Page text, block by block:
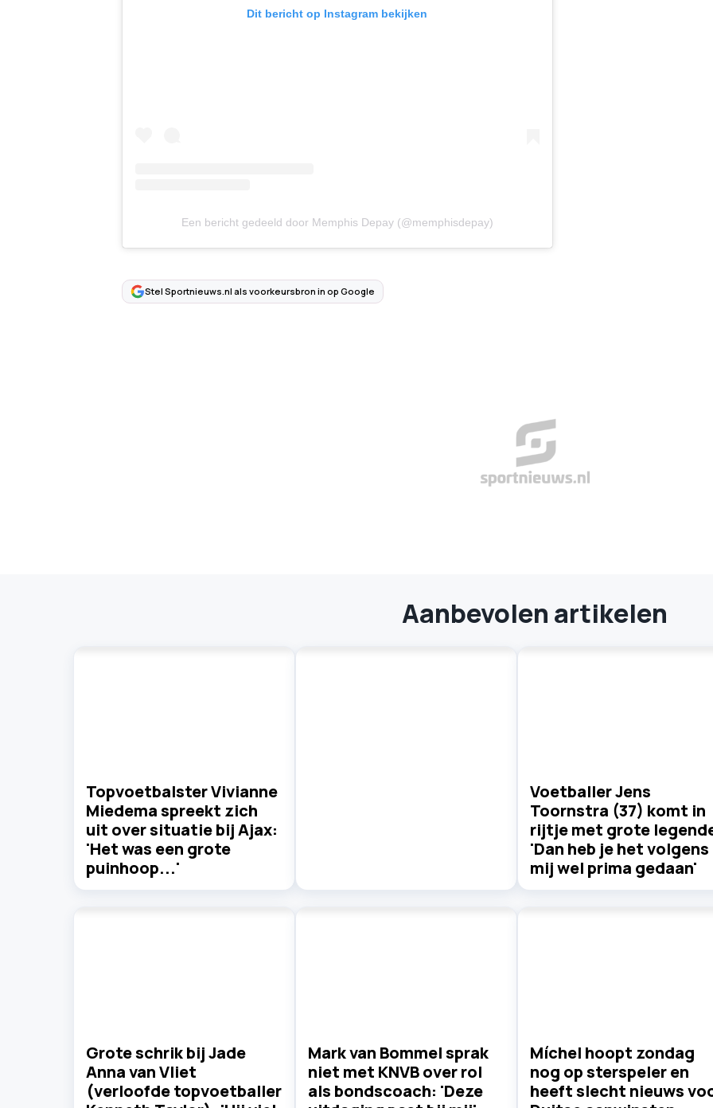
Dit bericht op Instagram bekijken
Een bericht gedeeld door Memphis Depay (@memphisdepay)
Stel Sportnieuws.nl als voorkeursbron in op Google
Aanbevolen artikelen
Topvoetbalster Vivianne
Miedema spreekt zich
uit over situatie bij Ajax:
'Het was een grote
puinhoop...'
Voetballer Jens
Toornstra (37) komt in
rijtje met grote
'Dan heb je het volgens
mij wel prima gedaan'
Grote schrik bij Jade
Anna van Vliet
(verloofde topvoetballer
Mark van Bommel sprak
niet met KNVB over rol
als bondscoach: 'Deze
Míchel hoopt zondag
nog op sterspeler en
heeft slecht nieuws